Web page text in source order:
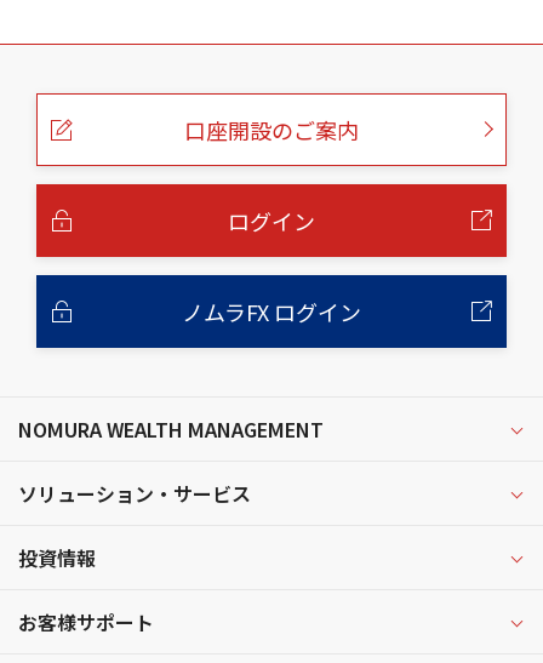
こ
口座開設のご案内
ログイン
ノムラFX ログイン
NOMURA WEALTH MANAGEMENT
ソリューション・サービス
投資情報
お客様サポート